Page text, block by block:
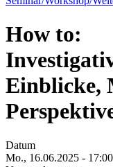
How to:
Einblicke,
Datum
Mo., 16.06.2025 - 17:00